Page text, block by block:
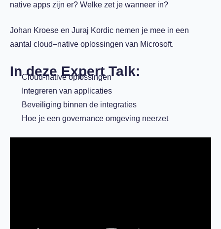
native apps zijn er? Welke zet je wanneer in?
Johan Kroese en Juraj Kordic nemen je mee in een
aantal c loud–native oplossingen van Microsoft.
In deze Expert Talk:
Cloud-native oplossingen
Integreren van applicaties
Beveiliging binnen de integraties
Hoe je een governance omgeving neerzet